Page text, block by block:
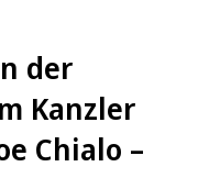
der
Kanzler
Chialo –